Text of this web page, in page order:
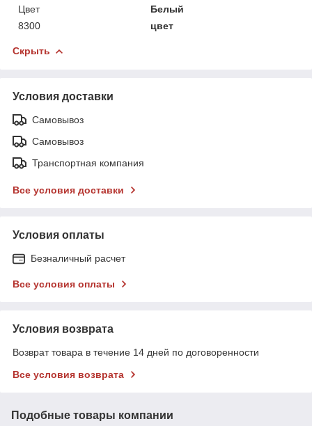
Цвет
Белый
8300
цвет
Скрыть
Условия доставки
Самовывоз
Самовывоз
Транспортная компания
Все условия доставки
Условия оплаты
Безналичный расчет
Все условия оплаты
Условия возврата
Возврат товара в течение 14 дней по договоренности
Все условия возврата
Подобные товары компании